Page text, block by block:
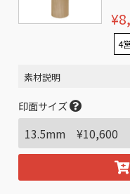
4
素材説明
印面サイズ